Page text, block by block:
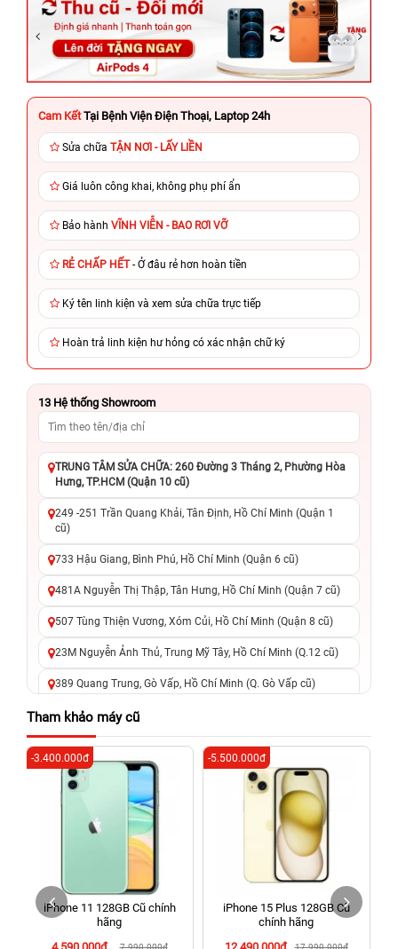
Cam Kết Tại Bệnh Viện Điện Thoại, Laptop 24h
Sửa chữa TẬN NƠI - LẤY LIỀN
Giá luôn công khai, không phụ phí ẩn
Bảo hành VĨNH VIỄN - BAO RƠI VỠ
RẺ CHẤP HẾT- Ở đâu rẻ hơn hoàn tiền
Ký tên linh kiện và xem sửa chữa trực tiếp
Hoàn trả linh kiện hư hỏng có xác nhận chữ ký
13 Hệ thống Showroom
TRUNG TÂM SỬA CHỮA: 260 Đường 3 Tháng 2, Phường Hòa
Hưng, TP.HCM (Quận 10 cũ)
249 -251 Trần Quang Khải, Tân Định, Hồ Chí Minh (Quận 1
cũ)
733 Hậu Giang, Bình Phú, Hồ Chí Minh (Quận 6 cũ)
481A Nguyễn Thị Thập, Tân Hưng, Hồ Chí Minh (Quận 7 cũ)
507 Tùng Thiện Vương, Xóm Củi, Hồ Chí Minh (Quận 8 cũ)
23M Nguyễn Ảnh Thủ, Trung Mỹ Tây, Hồ Chí Minh (Q.12 cũ)
389 Quang Trung, Gò Vấp, Hồ Chí Minh (Q. Gò Vấp cũ)
625 - 625A Âu Cơ, Tân Phú, Hồ Chí Minh (Quận Tân Phú cũ)
326 Lê Văn Việt, Tăng Nhơn Phú, Hồ Chí Minh (Q.9 TP. Thủ
Đức cũ)
256 Võ Văn Ngân, Thủ Đức, Hồ Chí Minh (Bình Thọ, TP. Thủ
Đức Cũ)
70 Nguyễn An Ninh, Dĩ An, Hồ Chí Minh (Bình Dương Cũ)
24h Vũng Tàu: 162A Ba Cu, Vũng Tàu, Hồ Chí Minh (TP. Vũng
Tàu cũ)
198 Hoàng Văn Thụ, Tân Sơn Nhất, Hồ Chí Minh (Tân Bình
Tham khảo máy cũ
iPhone 11 128GB Cũ chính
hãng
7.990.000đ
-3.400.000đ
iPhone 15 Plus 128GB Cũ
chính hãng
17.990.000đ
-5.500.000đ